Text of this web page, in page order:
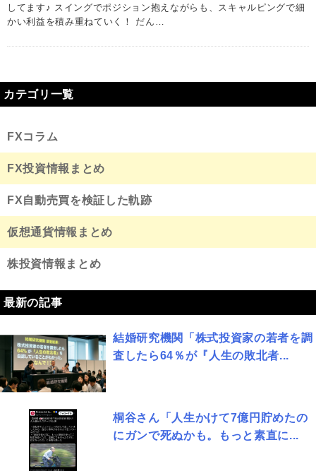
してます♪ スイングでポジション抱えながらも、スキャルピングで細
かい利益を積み重ねていく！ だん…
カテゴリ一覧
FXコラム
FX投資情報まとめ
FX自動売買を検証した軌跡
仮想通貨情報まとめ
株投資情報まとめ
最新の記事
結婚研究機関「株式投資家の若者を調
査したら64％が『人生の敗北者...
桐谷さん「人生かけて7億円貯めたの
にガンで死ぬかも。もっと素直に...